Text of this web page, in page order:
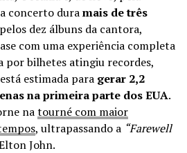
concerto duramais de três
dez álbuns da cantora,
com uma experiência completa
por bilhetes atingiu recordes,
estimada para gerar 2,2
na primeira parte dos EUA.
natourné com maior
, ultrapassando a “Farewell
John.